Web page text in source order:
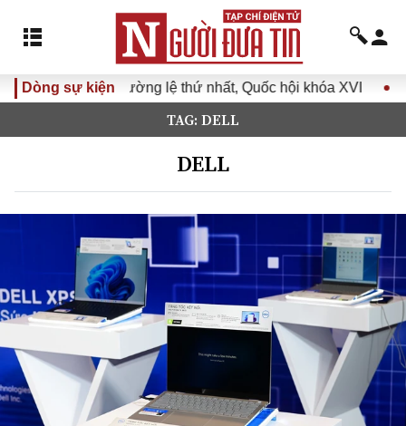
Dòng sự kiện
thường lệ thứ nhất, Quốc hội khóa XVI Đưa Nghị
TAG: DELL
DELL